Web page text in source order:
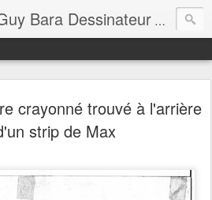
Bara Dessinateur page
crayonné trouvé à l'arrière
strip de Max